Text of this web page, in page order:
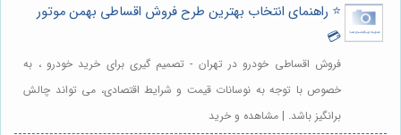
⭐️ راهنمای انتخاب بهترین طرح فروش اقساطی بهمن موتور
💳
فروش اقساطی خودرو در تهران - تصمیم گیری برای خرید خودرو ، به
خصوص با توجه به نوسانات قیمت و شرایط اقتصادی، می تواند چالش
برانگیز باشد. | مشاهده و خرید